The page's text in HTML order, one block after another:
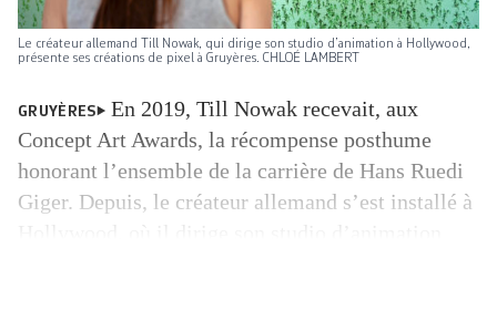
Le créateur allemand Till Nowak, qui dirige son studio d’animation à Hollywood,
présente ses créations de pixel à Gruyères. CHLOÉ LAMBERT
GRUYÈRES
En 2019, Till Nowak recevait, aux
Concept Art Awards, la récompense posthume
honorant l’ensemble de la carrière de Hans Ruedi
Giger. Depuis, le créateur allemand s’est installé à